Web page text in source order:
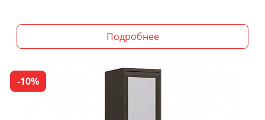
Подробнее
-10%